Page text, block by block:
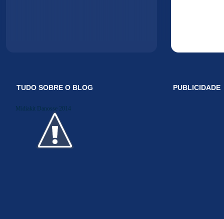
TUDO SOBRE O BLOG
Midiakit Danosse 2014
PUBLICIDADE